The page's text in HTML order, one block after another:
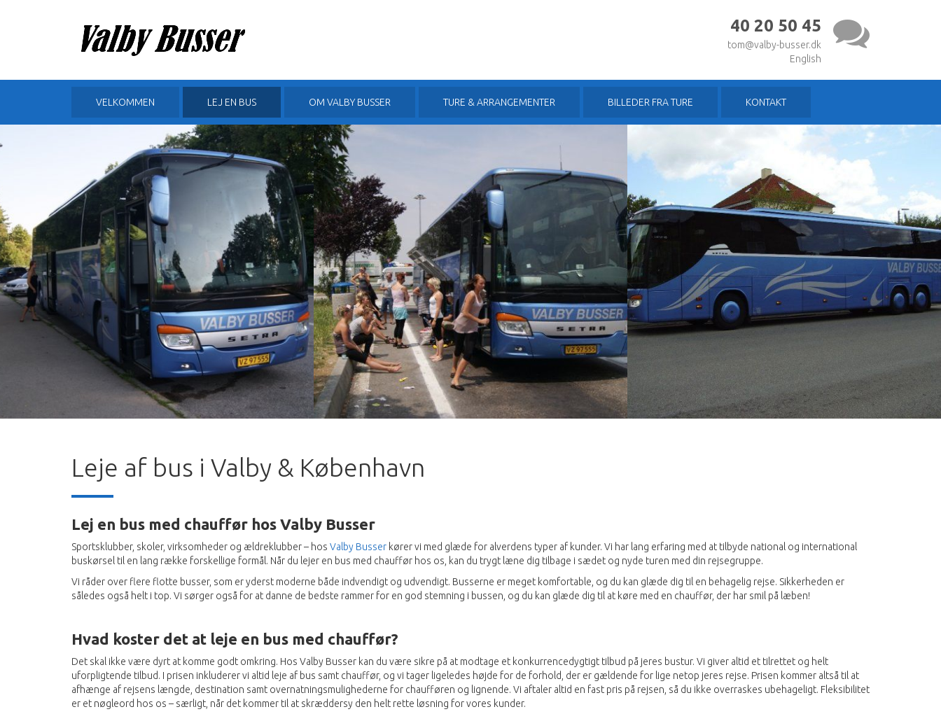
40 20 50 45
tom@valby-busser.dk
English
VELKOMMEN LEJ EN BUS OM VALBY BUSSER TURE & ARRANGEMENTER BILLEDER FRA TURE KONTAKT
Leje af bus i Valby & København
Lej en bus med chauffør hos Valby Busser
Sportsklubber, skoler, virksomheder og ældreklubber – hos Valby Busser kører vi med glæde for alverdens typer af kunder. Vi har lang erfaring med at tilbyde national og international
buskørsel til en lang række forskellige formål. Når du lejer en bus med chauffør hos os, kan du trygt læne dig tilbage i sædet og nyde turen med din rejsegruppe.
Vi råder over flere flotte busser, som er yderst moderne både indvendigt og udvendigt. Busserne er meget komfortable, og du kan glæde dig til en behagelig rejse. Sikkerheden er
således også helt i top. Vi sørger også for at danne de bedste rammer for en god stemning i bussen, og du kan glæde dig til at køre med en chauffør, der har smil på læben!
Hvad koster det at leje en bus med chauffør?
Det skal ikke være dyrt at komme godt omkring. Hos Valby Busser kan du være sikre på at modtage et konkurrencedygtigt tilbud på jeres bustur. Vi giver altid et tilrettet og helt
uforpligtende tilbud. I prisen inkluderer vi altid leje af bus samt chauffør, og vi tager ligeledes højde for de forhold, der er gældende for lige netop jeres rejse. Prisen kommer altså til at
afhænge af rejsens længde, destination samt overnatningsmulighederne for chaufføren og lignende. Vi aftaler altid en fast pris på rejsen, så du ikke overraskes ubehageligt. Fleksibilitet
er et nøgleord hos os – særligt, når det kommer til at skræddersy den helt rette løsning for vores kunder.